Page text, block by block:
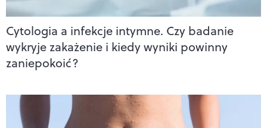
Cytologia a infekcje intymne. Czy badanie
wykryje zakażenie i kiedy wyniki powinny
zaniepokoić?